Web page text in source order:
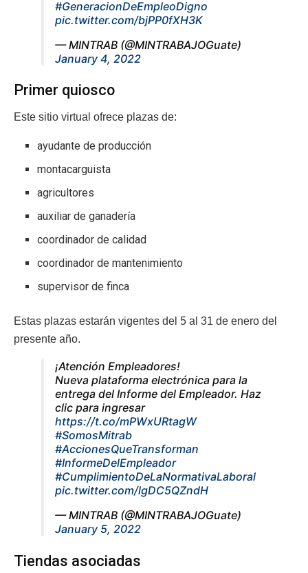
#GeneracionDeEmpleoDigno
pic.twitter.com/bjPP0fXH3K
— MINTRAB (@MINTRABAJOGuate)
January 4, 2022
Primer quiosco
Este sitio virtual ofrece plazas de:
ayudante de producción
montacarguista
agricultores
auxiliar de ganadería
coordinador de calidad
coordinador de mantenimiento
supervisor de finca
Estas plazas estarán vigentes del 5 al 31 de enero del
presente año.
¡Atención Empleadores!
Nueva plataforma electrónica para la
entrega del Informe del Empleador. Haz
clic para ingresar
https://t.co/mPWxURtagW
#SomosMitrab
#AccionesQueTransforman
#InformeDelEmpleador
#CumplimientoDeLaNormativaLaboral
pic.twitter.com/lgDC5QZndH
— MINTRAB (@MINTRABAJOGuate)
January 5, 2022
Tiendas asociadas